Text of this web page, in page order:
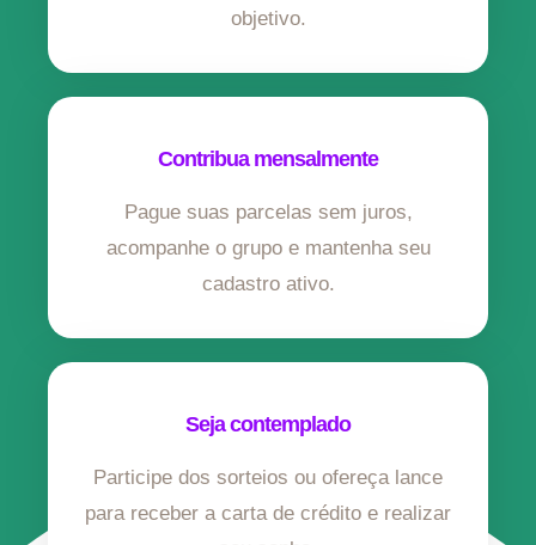
objetivo.
Contribua mensalmente
Pague suas parcelas sem juros,
acompanhe o grupo e mantenha seu
cadastro ativo.
Seja contemplado
Participe dos sorteios ou ofereça lance
para receber a carta de crédito e realizar